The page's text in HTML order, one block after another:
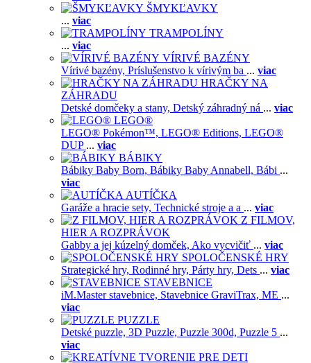
ŠMYKĽAVKY
... viac
TRAMPOLÍNY
... viac
VÍRIVÉ BAZÉNY
Vírivé bazény, Príslušenstvo k vírivým ba ... viac
HRAČKY NA
ZÁHRADU
Detské domčeky a stany, Detský záhradný ná ... viac
LEGO®
LEGO® Pokémon™, LEGO® Editions, LEGO®
DUP ... viac
BÁBIKY
Bábiky Baby Born, Bábiky Baby Annabell, Bábi ...
viac
AUTÍČKA
Garáže a hracie sety, Technické stroje a a ... viac
Z FILMOV,
HIER A ROZPRÁVOK
Gabby a jej kúzelný domček, Ako vycvičiť ... viac
SPOLOČENSKÉ HRY
Strategické hry, Rodinné hry, Párty hry, Dets ... viac
STAVEBNICE
iM.Master stavebnice, Stavebnice GraviTrax, ME ...
viac
PUZZLE
Detské puzzle, 3D Puzzle, Puzzle 300d, Puzzle 5 ...
viac